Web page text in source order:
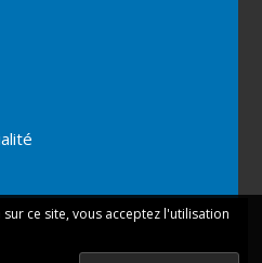
En continuant votre navigation
leur utilisation.
ce site, vous acceptez l'utilisation